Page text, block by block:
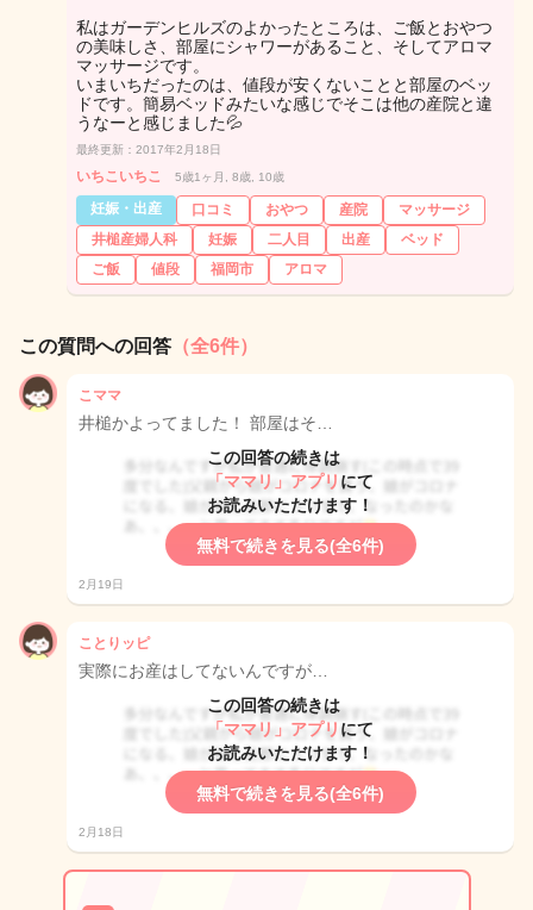
私はガーデンヒルズのよかったところは、ご飯とおやつ
の美味しさ、部屋にシャワーがあること、そしてアロマ
マッサージです。
いまいちだったのは、値段が安くないことと部屋のベッ
ドです。簡易ベッドみたいな感じでそこは他の産院と違
うなーと感じました💦
最終更新：2017年2月18日
いちこいちこ 5歳1ヶ月, 8歳, 10歳
妊娠・出産 口コミ おやつ 産院
マッサージ
井槌産婦人科
妊娠 二人目 出産
ベッド
ご飯
値段 福岡市 アロマ
この質問への回答 （全6件）
こママ
井槌かよってました！ 部屋はそ…
この回答の続きは
「ママリ」アプリ にて
お読みいただけます！
無料で続きを見る(全6件)
2月19日
ことりッピ
実際にお産はしてないんですが…
この回答の続きは
「ママリ」アプリ にて
お読みいただけます！
無料で続きを見る(全6件)
2月18日